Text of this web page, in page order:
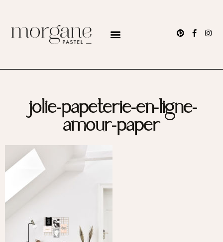
jolie-papeterie-en-ligne-
amour-paper